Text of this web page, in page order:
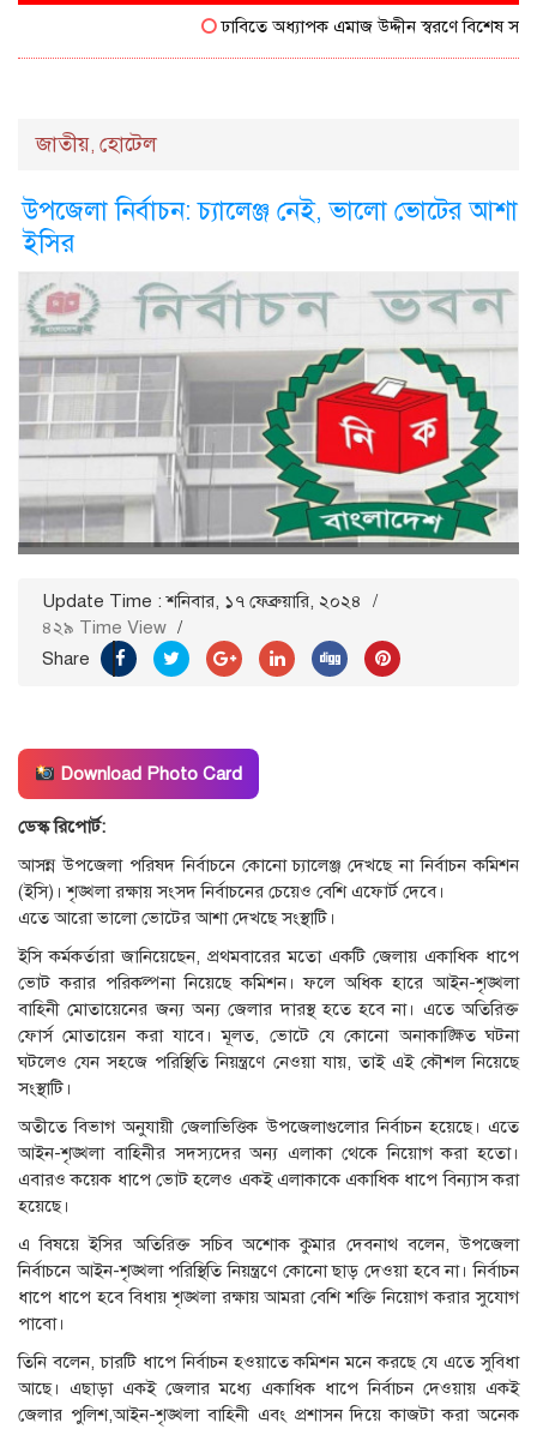
ঢাবিতে অধ্যাপক এমাজ উদ্দীন স্বরণে বিশেষ
জাতীয়, হোটেল
উপজেলা নির্বাচন: চ্যালেঞ্জ নেই, ভালো ভোটের আশা
ইসির
Update Time : শনিবার, ১৭ ফেব্রুয়ারি, ২০২৪
/
৪২৯ Time View /
Share
Download Photo Card
ডেস্ক রিপোর্ট:
আসন্ন উপজেলা পরিষদ নির্বাচনে কোনো চ্যালেঞ্জ দেখছে না নির্বাচন কমিশন
(ইসি)। শৃঙ্খলা রক্ষায় সংসদ নির্বাচনের চেয়েও বেশি এফোর্ট দেবে।
এতে আরো ভালো ভোটের আশা দেখছে সংস্থাটি।
ইসি কর্মকর্তারা জানিয়েছেন, প্রথমবারের মতো একটি জেলায় একাধিক ধাপে
ভোট করার পরিকল্পনা নিয়েছে কমিশন। ফলে অধিক হারে আইন-শৃঙ্খলা
বাহিনী মোতায়েনের জন্য অন্য জেলার দারস্থ হতে হবে না। এতে অতিরিক্ত
ফোর্স মোতায়েন করা যাবে। মূলত, ভোটে যে কোনো অনাকাঙ্ক্ষিত ঘটনা
ঘটলেও যেন সহজে পরিস্থিতি নিয়ন্ত্রণে নেওয়া যায়, তাই এই কৌশল নিয়েছে
সংস্থাটি।
অতীতে বিভাগ অনুযায়ী জেলাভিত্তিক উপজেলাগুলোর নির্বাচন হয়েছে। এতে
আইন-শৃঙ্খলা বাহিনীর সদস্যদের অন্য এলাকা থেকে নিয়োগ করা হতো।
এবারও কয়েক ধাপে ভোট হলেও একই এলাকাকে একাধিক ধাপে বিন্যাস করা
হয়েছে।
এ বিষয়ে ইসির অতিরিক্ত সচিব অশোক কুমার দেবনাথ বলেন, উপজেলা
নির্বাচনে আইন-শৃঙ্খলা পরিস্থিতি নিয়ন্ত্রণে কোনো ছাড় দেওয়া হবে না। নির্বাচন
ধাপে ধাপে হবে বিধায় শৃঙ্খলা রক্ষায় আমরা বেশি শক্তি নিয়োগ করার সুযোগ
পাবো।
তিনি বলেন, চারটি ধাপে নির্বাচন হওয়াতে কমিশন মনে করছে যে এতে সুবিধা
আছে। এছাড়া একই জেলার মধ্যে একাধিক ধাপে নির্বাচন দেওয়ায় একই
জেলার পুলিশ,আইন-শৃঙ্খলা বাহিনী এবং প্রশাসন দিয়ে কাজটা করা অনেক